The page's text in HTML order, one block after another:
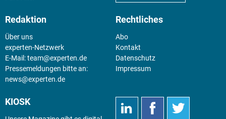
Redaktion
Über uns
experten-Netzwerk
E-Mail:team@experten.de
Pressemeldungen bitte an:
news@experten.de
Rechtliches
Abo
Kontakt
Datenschutz
Impressum
KIOSK